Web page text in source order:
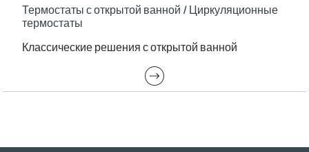
Термостаты с открытой ванной / Циркуляционные
термостаты
Классические решения с открытой ванной